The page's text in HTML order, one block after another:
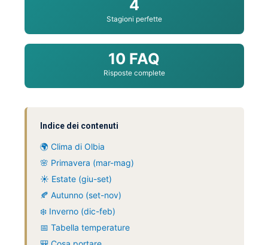
4
Stagioni perfette
10 FAQ
Risposte complete
Indice dei contenuti
🌍 Clima di Olbia
🌸 Primavera (mar-mag)
☀️ Estate (giu-set)
🍂 Autunno (set-nov)
❄️ Inverno (dic-feb)
📅 Tabella temperature